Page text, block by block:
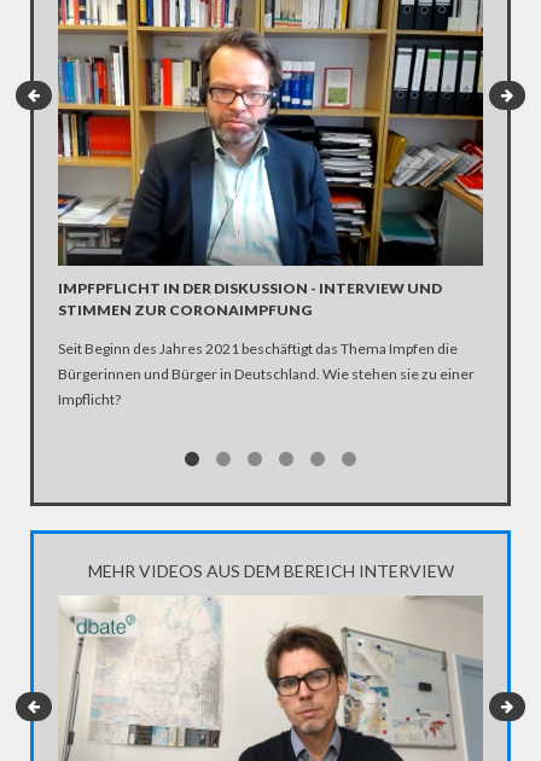
IMPFPFLICHT IN DER DISKUSSION - INTERVIEW UND
STIMMEN ZUR CORONAIMPFUNG
Seit Beginn des Jahres 2021 beschäftigt das Thema Impfen die
Bürgerinnen und Bürger in Deutschland. Wie stehen sie zu einer
Impflicht?
MEHR VIDEOS AUS DEM BEREICH INTERVIEW